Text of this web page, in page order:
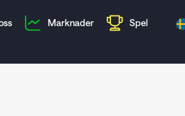
Marknader Spel